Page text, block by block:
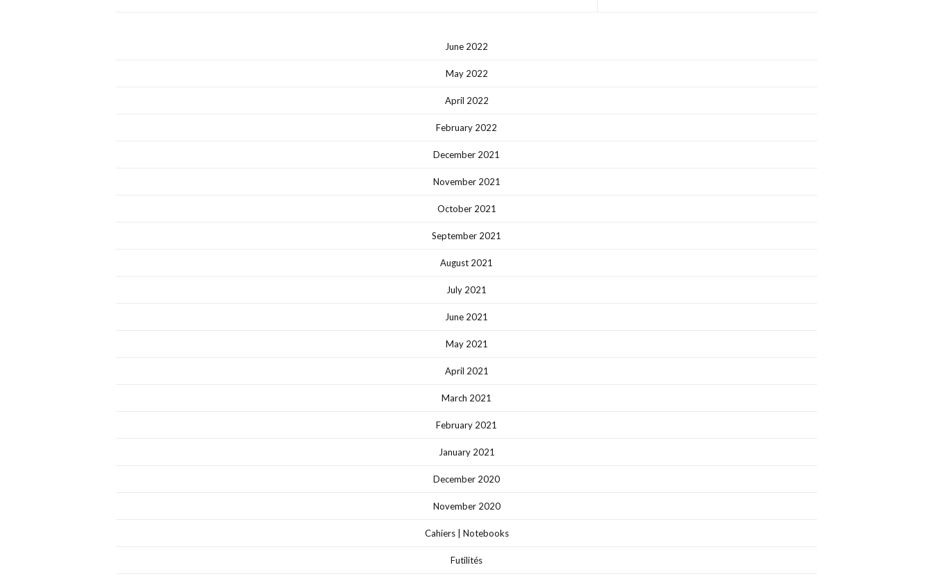
June 2022
May 2022
April 2022
February 2022
December 2021
November 2021
October 2021
September 2021
August 2021
July 2021
June 2021
May 2021
April 2021
March 2021
February 2021
January 2021
December 2020
November 2020
Cahiers | Notebooks
Futilités